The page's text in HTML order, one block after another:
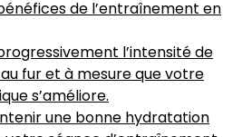
de l’entraînement en
l’intensité de
fur et à mesure que votre
s’améliore.
une bonne hydratation